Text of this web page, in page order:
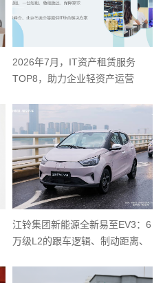
2026年7月，IT资产租赁服务
TOP8，助力企业轻资产运营
江铃集团新能源全新易至EV3：6
万级L2的跟车逻辑、制动距离、